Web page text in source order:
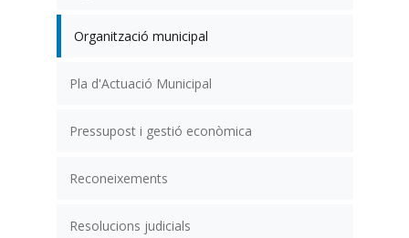
Organització municipal
Pla d'Actuació Municipal
Pressupost i gestió econòmica
Reconeixements
Resolucions judicials